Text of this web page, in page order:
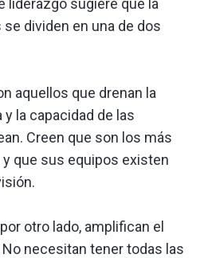
liderazgo sugiere que la
dividen en una de dos
aquellos que drenan la
la capacidad de las
Creen que son los más
que sus equipos existen
otro lado, amplifican el
necesitan tener todas las